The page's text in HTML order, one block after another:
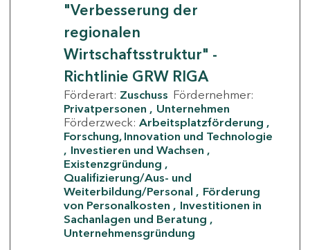
"Verbesserung der
regionalen
Wirtschaftsstruktur" -
Richtlinie GRW RIGA
Förderart: Zuschuss Fördernehmer:
Privatpersonen
Unternehmen
Förderzweck: Arbeitsplatzförderung
Forschung, Innovation und Technologie
Investieren und Wachsen
Existenzgründung
Qualifizierung/Aus- und
Weiterbildung/Personal
Förderung
von Personalkosten
Investitionen in
Sachanlagen und Beratung
Unternehmensgründung